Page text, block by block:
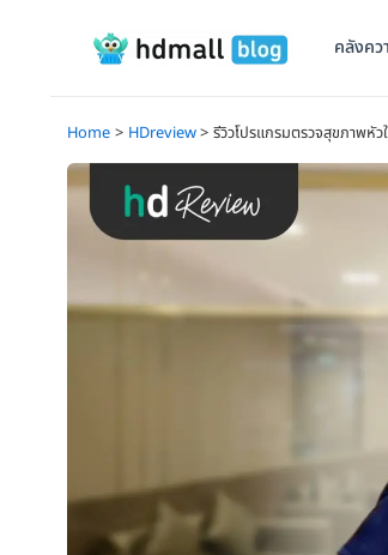
คลังคว
Home HDreview รีวิวโปรแกรมตรวจสุขภาพหั